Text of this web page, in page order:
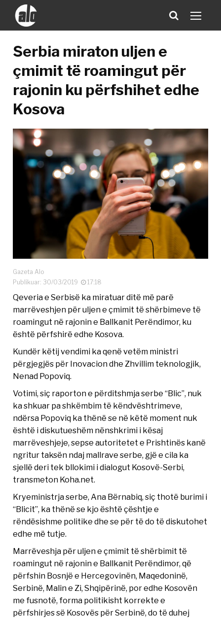
Serbia miraton uljen e
çmimit të roamingut për
rajonin ku përfshihet edhe
Kosova
Gazeta Alo
Publikuar: 30/03/2019
17:18
Qeveria e Serbisë ka miratuar ditë më parë
marrëveshjen për uljen e çmimit të shërbimeve të
roamingut në rajonin e Ballkanit Perëndimor, ku
është përfshirë edhe Kosova.
Kundër këtij vendimi ka qenë vetëm ministri
përgjegjës për Inovacion dhe Zhvillim teknologjik,
Nenad Popoviq.
Votimi, siç raporton e përditshmja serbe “Blic”, nuk
ka shkuar pa shkëmbim të këndvështrimeve,
ndërsa Popoviq ka thënë se në këtë moment nuk
është i diskutueshëm nënshkrimi i kësaj
marrëveshjeje, sepse autoritetet e Prishtinës kanë
ngritur taksën ndaj mallrave serbe, gjë e cila ka
sjellë deri tek bllokimi i dialogut Kosovë-Serbi,
transmeton Koha.net.
Kryeministrja serbe, Ana Bërnabiq, siç thotë burimi i
“Blicit”, ka thënë se kjo është çështje e
rëndësishme politike dhe se për të do të diskutohet
edhe më tutje.
Marrëveshja për uljen e çmimit të shërbimit të
roamingut në rajonin e Ballkanit Perëndimor, që
përfshin Bosnjë e Hercegovinën, Maqedoninë,
Serbinë, Malin e Zi, Shqipërinë, por edhe Kosovën
me fusnotë, forma politikisht korrekte e
përfshirjes së Kosovës për Serbinë, do të duhej